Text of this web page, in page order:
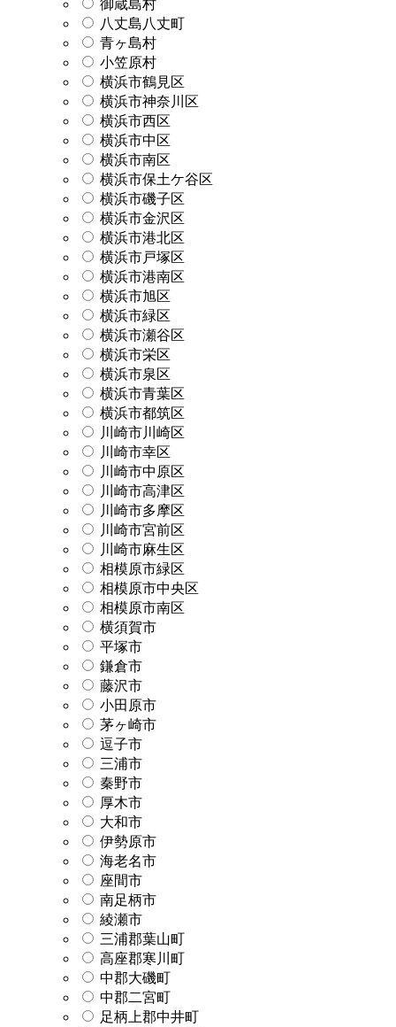
御蔵島村
八丈島八丈町
青ヶ島村
小笠原村
横浜市鶴見区
横浜市神奈川区
横浜市西区
横浜市中区
横浜市南区
横浜市保土ケ谷区
横浜市磯子区
横浜市金沢区
横浜市港北区
横浜市戸塚区
横浜市港南区
横浜市旭区
横浜市緑区
横浜市瀬谷区
横浜市栄区
横浜市泉区
横浜市青葉区
横浜市都筑区
川崎市川崎区
川崎市幸区
川崎市中原区
川崎市高津区
川崎市多摩区
川崎市宮前区
川崎市麻生区
相模原市緑区
相模原市中央区
相模原市南区
横須賀市
平塚市
鎌倉市
藤沢市
小田原市
茅ヶ崎市
逗子市
三浦市
秦野市
厚木市
大和市
伊勢原市
海老名市
座間市
南足柄市
綾瀬市
三浦郡葉山町
高座郡寒川町
中郡大磯町
中郡二宮町
足柄上郡中井町